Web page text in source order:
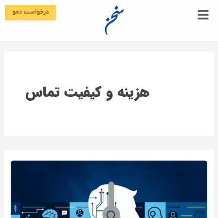
درخواست دمو
هزینه و کیفیت تماس